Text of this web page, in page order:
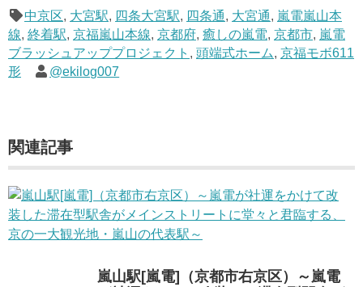
中京区, 大宮駅, 四条大宮駅, 四条通, 大宮通, 嵐電嵐山本
線, 終着駅, 京福嵐山本線, 京都府, 癒しの嵐電, 京都市, 嵐電
ブラッシュアッププロジェクト , 頭端式ホーム, 京福モボ611
形
@ekilog007
関連記事
嵐山駅[嵐電]（京都市右京区）～嵐電